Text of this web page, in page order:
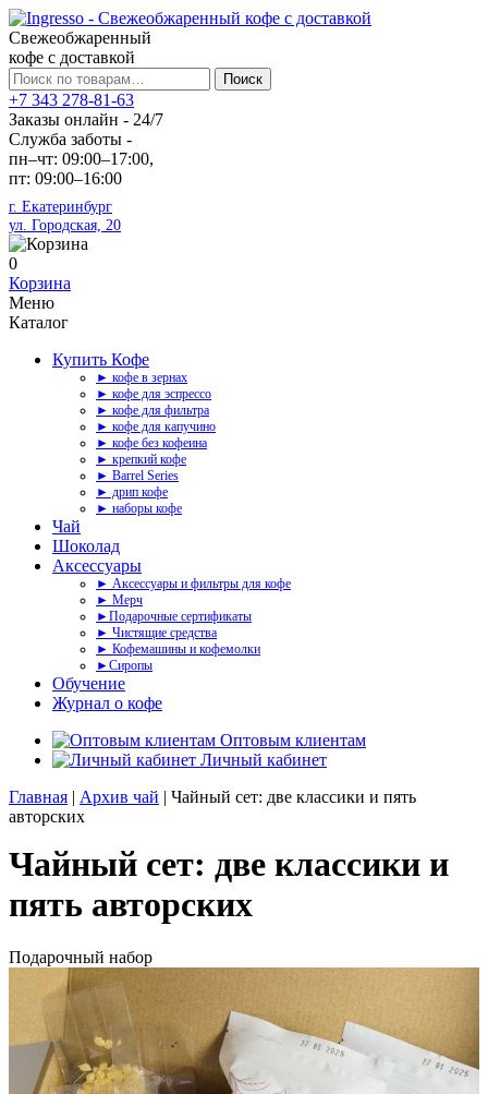
Свежеобжаренный
кофе с доставкой
Искать:
Поиск
+7 343 278-81-63
Заказы онлайн - 24/7
Служба заботы -
пн–чт: 09:00–17:00,
пт: 09:00–16:00
г. Екатеринбург
ул. Городская, 20
0
Корзина
Меню
Каталог
Купить Кофе
► кофе в зернах
► кофе для эспрессо
► кофе для фильтра
► кофе для капучино
► кофе без кофеина
► крепкий кофе
► Barrel Series
► дрип кофе
► наборы кофе
Чай
Шоколад
Аксессуары
► Аксессуары и фильтры для кофе
► Мерч
►Подарочные сертификаты
► Чистящие средства
► Кофемашины и кофемолки
►Сиропы
Обучение
Журнал о кофе
Оптовым клиентам
Личный кабинет
Главная | Архив чай | Чайный сет: две классики и пять
авторских
Чайный сет: две классики и
пять авторских
Подарочный набор